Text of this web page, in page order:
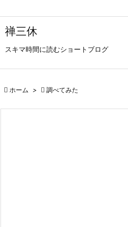
禅三休
スキマ時間に読むショートブログ
 ホーム >  調べてみた